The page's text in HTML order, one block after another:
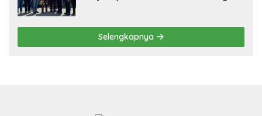
Selengkapnya